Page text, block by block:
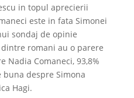
in topul aprecierii
este in fata Simonei
sondaj de opinie
dintre romani au o parere
Nadia Comaneci, 93,8%
despre Simona
Hagi.